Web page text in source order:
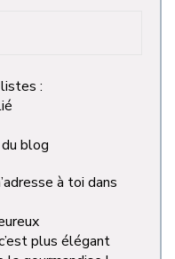
:
blog
à toi dans
plus élégant